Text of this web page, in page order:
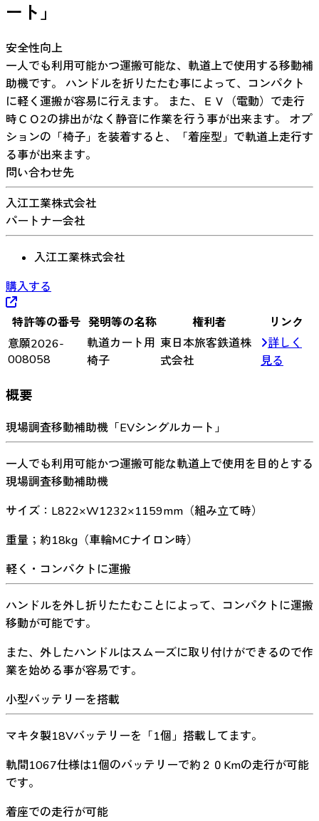
ート」
安全性向上
一人でも利用可能かつ運搬可能な、軌道上で使用する移動補
助機です。 ハンドルを折りたたむ事によって、コンパクト
に軽く運搬が容易に行えます。 また、ＥＶ（電動）で走行
時ＣＯ2の排出がなく静音に作業を行う事が出来ます。 オプ
ションの「椅子」を装着すると、「着座型」で軌道上走行す
る事が出来ます。
問い合わせ先
入江工業株式会社
パートナー会社
入江工業株式会社
購入する
特許等の番号 発明等の名称 権利者
リンク
意願2026-
008058
軌道カート用
椅子
東日本旅客鉄道株
式会社
詳しく
見る
概要
現場調査移動補助機「EVシングルカート」
一人でも利用可能かつ運搬可能な軌道上で使用を目的とする
現場調査移動補助機
サイズ：L822×W1232×1159mm（組み立て時）
重量；約18kg（車輪MCナイロン時）
軽く・コンパクトに運搬
ハンドルを外し折りたたむことによって、コンパクトに運搬
移動が可能です。
また、外したハンドルはスムーズに取り付けができるので作
業を始める事が容易です。
小型バッテリーを搭載
マキタ製18Vバッテリーを「1個」搭載してます。
軌間1067仕様は1個のバッテリーで約２０Kmの走行が可能
です。
着座での走行が可能